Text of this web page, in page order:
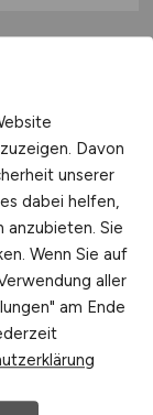
Davon
unserer
dabei helfen,
anzubieten. Sie
Wenn Sie auf
aller
am Ende